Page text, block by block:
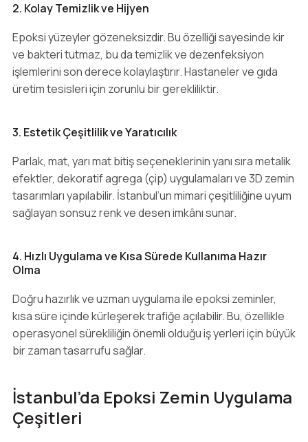
2. Kolay Temizlik ve Hijyen
Epoksi yüzeyler gözeneksizdir. Bu özelliği sayesinde kir
ve bakteri tutmaz, bu da temizlik ve dezenfeksiyon
işlemlerini son derece kolaylaştırır. Hastaneler ve gıda
üretim tesisleri için zorunlu bir gerekliliktir.
3. Estetik Çeşitlilik ve Yaratıcılık
Parlak, mat, yarı mat bitiş seçeneklerinin yanı sıra metalik
efektler, dekoratif agrega (çip) uygulamaları ve 3D zemin
tasarımları yapılabilir. İstanbul’un mimari çeşitliliğine uyum
sağlayan sonsuz renk ve desen imkânı sunar.
4. Hızlı Uygulama ve Kısa Sürede Kullanıma Hazır
Olma
Doğru hazırlık ve uzman uygulama ile epoksi zeminler,
kısa süre içinde kürleşerek trafiğe açılabilir. Bu, özellikle
operasyonel sürekliliğin önemli olduğu iş yerleri için büyük
bir zaman tasarrufu sağlar.
İstanbul’da Epoksi Zemin Uygulama
Çeşitleri